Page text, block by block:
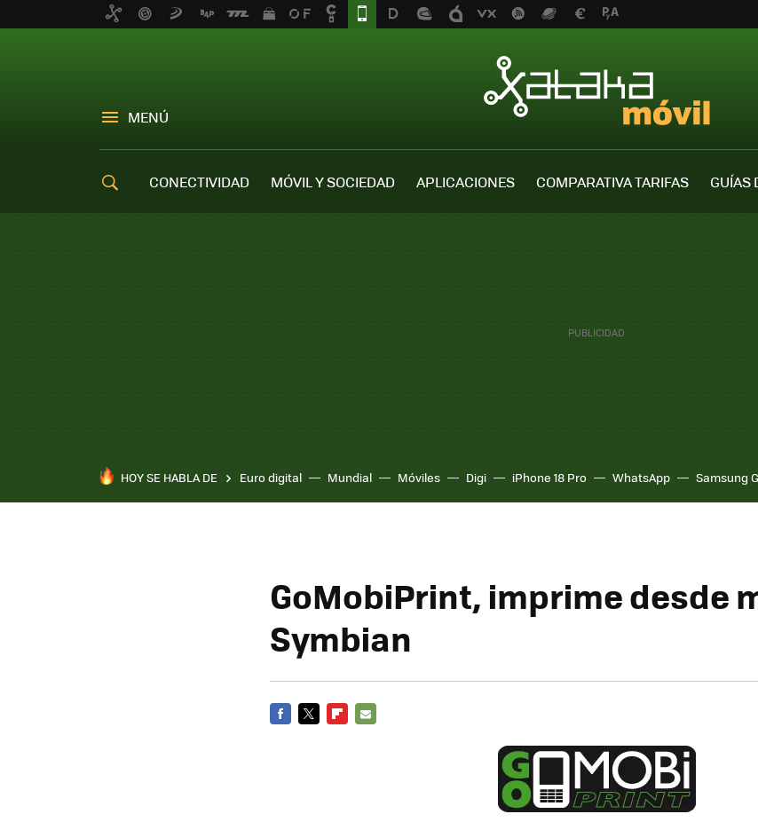
MENÚ
CONECTIVIDAD MÓVIL Y SOCIEDAD APLICACIONES COMPARATIVA TARIFAS
GUÍAS
HOY SE HABLA DE Euro digital Mundial Móviles Digi iPhone 18 Pro WhatsApp Samsung
GoMobiPrint, imprime desde
Symbian